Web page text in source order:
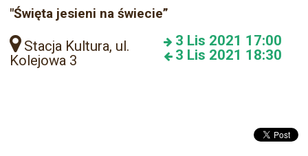
"Święta jesieni na świecie”
Stacja Kultura, ul.
Kolejowa 3
3 Lis 2021 17:00
3 Lis 2021 18:30